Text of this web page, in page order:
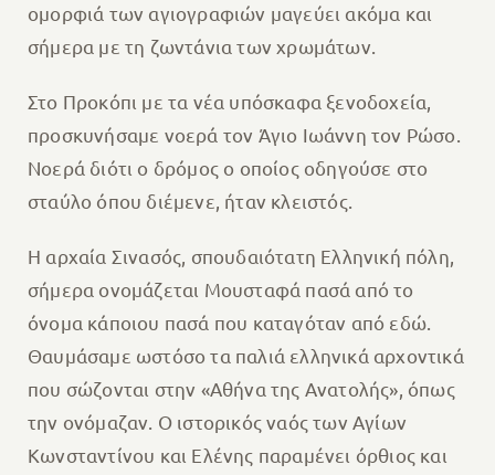
ομορφιά των αγιογραφιών μαγεύει ακόμα και
σήμερα με τη ζωντάνια των χρωμάτων.
Στο Προκόπι με τα νέα υπόσκαφα ξενοδοχεία,
προσκυνήσαμε νοερά τον Άγιο Ιωάννη τον Ρώσο.
Νοερά διότι ο δρόμος ο οποίος οδηγούσε στο
σταύλο όπου διέμενε, ήταν κλειστός.
Η αρχαία Σινασός, σπουδαιότατη Ελληνική πόλη,
σήμερα ονομάζεται Μουσταφά πασά από το
όνομα κάποιου πασά που καταγόταν από εδώ.
Θαυμάσαμε ωστόσο τα παλιά ελληνικά αρχοντικά
που σώζονται στην «Αθήνα της Ανατολής», όπως
την ονόμαζαν. Ο ιστορικός ναός των Αγίων
Κωνσταντίνου και Ελένης παραμένει όρθιος και